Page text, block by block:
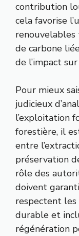
contribution
cela favorise
renouvelables
de carbone
de l’impact
Pour mieux
judicieux
l’exploitation
forestière, il
entre
préservation
rôle des
doivent
respectent
durable et
régénération